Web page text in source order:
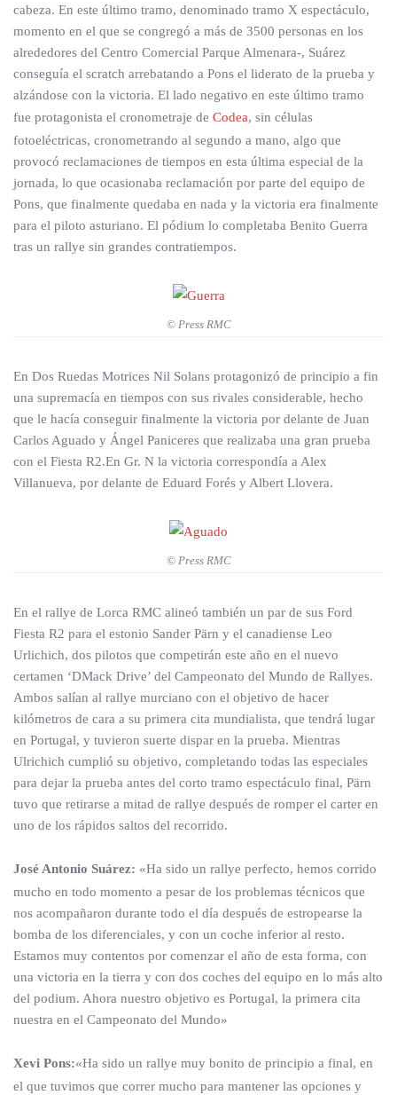
cabeza. En este último tramo, denominado tramo X espectáculo,
momento en el que se congregó a más de 3500 personas en los
alrededores del Centro Comercial Parque Almenara-, Suárez
conseguía el scratch arrebatando a Pons el liderato de la prueba y
alzándose con la victoria. El lado negativo en este último tramo
fue protagonista el cronometraje de Codea, sin células
fotoeléctricas, cronometrando al segundo a mano, algo que
provocó reclamaciones de tiempos en esta última especial de la
jornada, lo que ocasionaba reclamación por parte del equipo de
Pons, que finalmente quedaba en nada y la victoria era finalmente
para el piloto asturiano. El pódium lo completaba Benito Guerra
tras un rallye sin grandes contratiempos.
© Press RMC
En Dos Ruedas Motrices Nil Solans protagonizó de principio a fin
una supremacía en tiempos con sus rivales considerable, hecho
que le hacía conseguir finalmente la victoria por delante de Juan
Carlos Aguado y Ángel Paniceres que realizaba una gran prueba
con el Fiesta R2.En Gr. N la victoria correspondía a Alex
Villanueva, por delante de Eduard Forés y Albert Llovera.
© Press RMC
En el rallye de Lorca RMC alineó también un par de sus Ford
Fiesta R2 para el estonio Sander Pärn y el canadiense Leo
Urlichich, dos pilotos que competirán este año en el nuevo
certamen ‘DMack Drive’ del Campeonato del Mundo de Rallyes.
Ambos salían al rallye murciano con el objetivo de hacer
kilómetros de cara a su primera cita mundialista, que tendrá lugar
en Portugal, y tuvieron suerte dispar en la prueba. Mientras
Ulrichich cumplió su objetivo, completando todas las especiales
para dejar la prueba antes del corto tramo espectáculo final, Pärn
tuvo que retirarse a mitad de rallye después de romper el carter en
uno de los rápidos saltos del recorrido.
José Antonio Suárez: «Ha sido un rallye perfecto, hemos corrido
mucho en todo momento a pesar de los problemas técnicos que
nos acompañaron durante todo el día después de estropearse la
bomba de los diferenciales, y con un coche inferior al resto.
Estamos muy contentos por comenzar el año de esta forma, con
una victoria en la tierra y con dos coches del equipo en lo más alto
del podium. Ahora nuestro objetivo es Portugal, la primera cita
nuestra en el Campeonato del Mundo»
Xevi Pons:«Ha sido un rallye muy bonito de principio a final, en
el que tuvimos que correr mucho para mantener las opciones y